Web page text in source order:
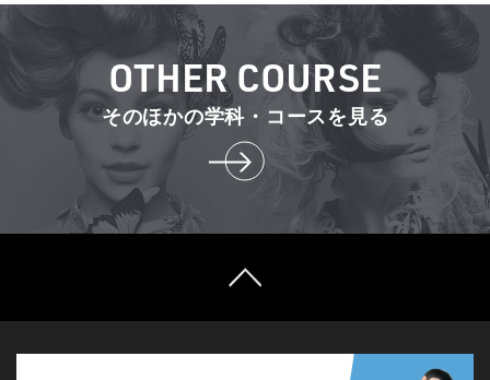
OTHER COURSE
そのほかの学科・コースを見る